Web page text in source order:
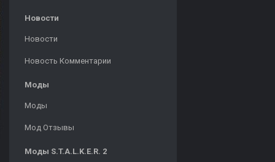
Новости
Новости
Новость Комментарии
Моды
Моды
Мод Отзывы
Моды S.T.A.L.K.E.R. 2